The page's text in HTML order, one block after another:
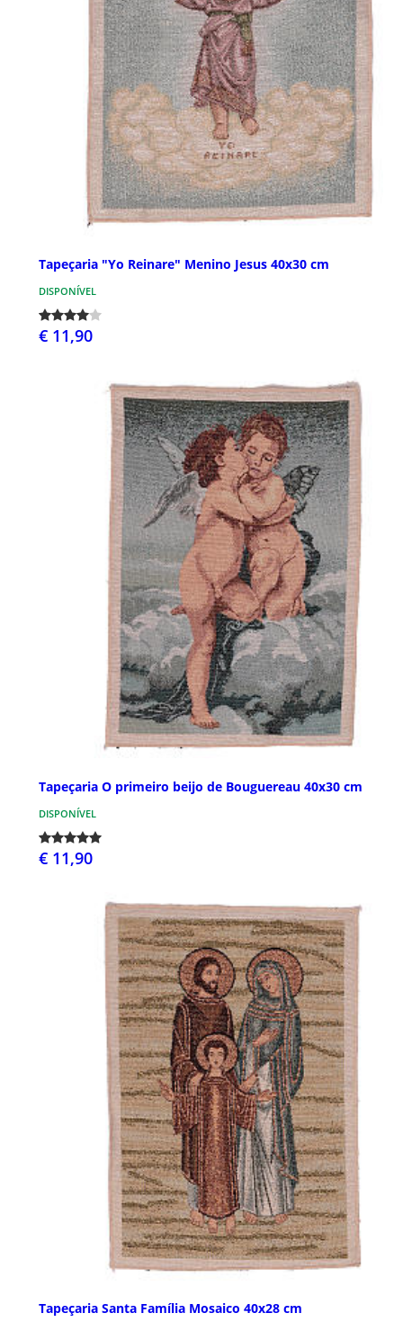
Tapeçaria "Yo Reinare" Menino Jesus 40x30 cm
DISPONÍVEL
€ 11,90
Tapeçaria O primeiro beijo de Bouguereau 40x30 cm
DISPONÍVEL
€ 11,90
Tapeçaria Santa Família Mosaico 40x28 cm